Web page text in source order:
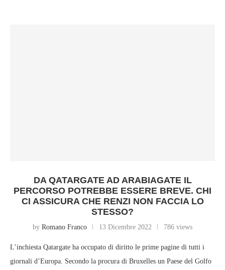
DA QATARGATE AD ARABIAGATE IL
PERCORSO POTREBBE ESSERE BREVE. CHI
CI ASSICURA CHE RENZI NON FACCIA LO
STESSO?
by Romano Franco 13 Dicembre 2022 786 views
L’inchiesta Qatargate ha occupato di diritto le prime pagine di tutti i
giornali d’Europa. Secondo la procura di Bruxelles un Paese del Golfo